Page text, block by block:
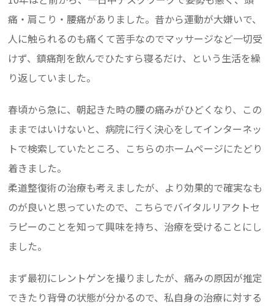
痛・肩こり・腰痛がありました。昔から運動が大嫌いで、
人に触られるのも痛くて苦手なのでマッサージなど一切受
けず、鎮痛剤を飲んでひたすら寝るだけ、という生活を繰
り返していました。
春頃から急に、朝起きた時の腰の痛みがひどくなり、この
ままではいけないと、病院に行く決心をしてインターネッ
トで検索していたところ、こちらのホームページにたどり
着きました。
柔道整復術の治療も考えましたが、より効果的で確実なも
のが良いと思っていたので、こちらでバイタルリアクトセ
ラピーのことを知って興味を持ち、治療を受けることにし
ました。
まず最初にレントゲンを撮りましたが、痛みの原因が推定
できたり背骨の状態が分かるので、私自身の治療に対する